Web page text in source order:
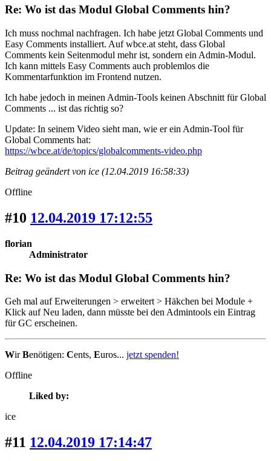
Re: Wo ist das Modul Global Comments hin?
Ich muss nochmal nachfragen. Ich habe jetzt Global Comments und
Easy Comments installiert. Auf wbce.at steht, dass Global
Comments kein Seitenmodul mehr ist, sondern ein Admin-Modul.
Ich kann mittels Easy Comments auch problemlos die
Kommentarfunktion im Frontend nutzen.
Ich habe jedoch in meinen Admin-Tools keinen Abschnitt für Global
Comments ... ist das richtig so?
Update: In seinem Video sieht man, wie er ein Admin-Tool für
Global Comments hat:
https://wbce.at/de/topics/globalcomments-video.php
Beitrag geändert von ice (12.04.2019 16:58:33)
Offline
#10 12.04.2019 17:12:55
florian
Administrator
Re: Wo ist das Modul Global Comments hin?
Geh mal auf Erweiterungen > erweitert > Häkchen bei Module +
Klick auf Neu laden, dann müsste bei den Admintools ein Eintrag
für GC erscheinen.
WirBenötigen: Cents, Euros... jetzt spenden!
Offline
Liked by:
ice
#11 12.04.2019 17:14:47